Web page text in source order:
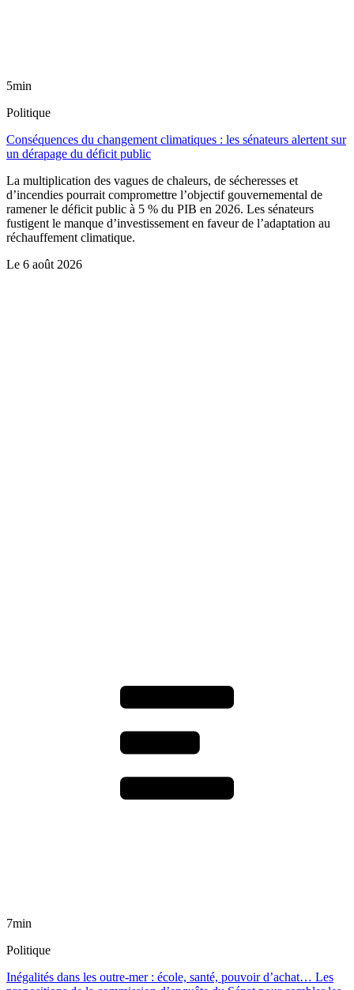
5min
Politique
Conséquences du changement climatiques : les sénateurs alertent sur
un dérapage du déficit public
La multiplication des vagues de chaleurs, de sécheresses et
d’incendies pourrait compromettre l’objectif gouvernemental de
ramener le déficit public à 5 % du PIB en 2026. Les sénateurs
fustigent le manque d’investissement en faveur de l’adaptation au
réchauffement climatique.
Le 6 août 2026
7min
Politique
Inégalités dans les outre-mer : école, santé, pouvoir d’achat… Les